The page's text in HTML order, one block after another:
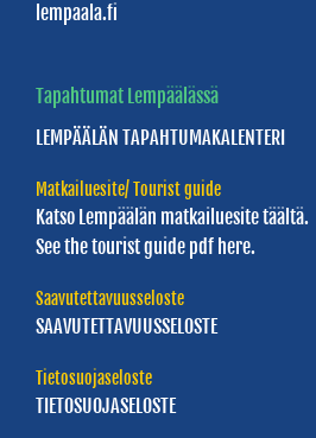
Savusaunat
Tilaussaunat
Vesimaailma
JUHLA-
JA
KOKOUSTILAT
Juhlatilat
lempaala.fi
Tapahtumat Lempäälässä
LEMPÄÄLÄN TAPAHTUMAKALENTERI
Matkailuesite/ Tourist guide
Katso Lempäälän matkailuesite täältä.
See the tourist guide pdf here.
Saavutettavuusseloste
SAAVUTETTAVUUSSELOSTE
Tietosuojaseloste
TIETOSUOJASELOSTE